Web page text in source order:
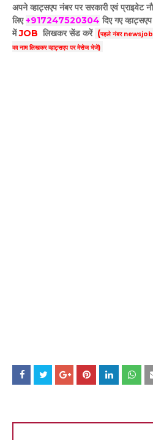
अपने व्हाट्सएप नंबर पर सरकारी एवं प्राइवेट
लिए+917247520304 दिए गएव्हाट्सएप
मेंJOB लिखकर सेंड करें (पहले नंबर
का नाम लिखकर व्हाट्सएप पर मेसेज भेजें)